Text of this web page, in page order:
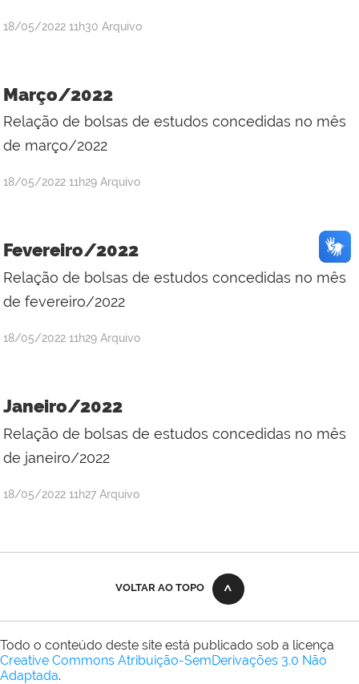
por
Santos
Silva
publicado
18/05/2022 11h30 Arquivo
Março/2022
Relação de bolsas de estudos concedidas no mês
de março/2022
por
Santos
Silva
publicado
18/05/2022 11h29 Arquivo
Fevereiro/2022
Relação de bolsas de estudos concedidas no mês
de fevereiro/2022
por
Santos
Silva
publicado
18/05/2022 11h29 Arquivo
Janeiro/2022
Relação de bolsas de estudos concedidas no mês
de janeiro/2022
por
publicado
18/05/2022 11h27 Arquivo
VOLTAR AO TOPO
Todo o conteúdo deste site está publicado sob a licença
Creative Commons Atribuição-SemDerivações 3.0 Não
Adaptada.